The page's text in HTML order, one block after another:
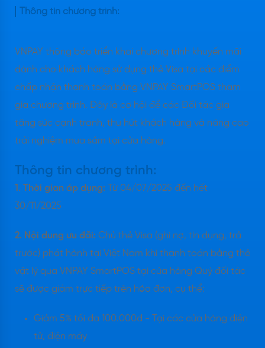
Thông tin chương trình:
VNPAY thông báo triển khai chương trình khuyến mãi
dành cho khách hàng sử dụng thẻ Visa tại các điểm
chấp nhận thanh toán bằng VNPAY SmartPOS tham
gia chương trình. Đây là cơ hội để các Đối tác gia
tăng sức cạnh tranh, thu hút khách hàng và nâng cao
trải nghiệm mua sắm tại cửa hàng.
Thông tin chương trình:
1. Thời gian áp dụng: Từ 04/07/2025 đến hết
30/11/2025
2. Nội dung ưu đãi: Chủ thẻ Visa (ghi nợ, tín dụng, trả
trước) phát hành tại Việt Nam khi thanh toán bằng thẻ
vật lý qua VNPAY SmartPOS tại cửa hàng Quý đối tác
sẽ được giảm trực tiếp trên hóa đơn, cụ thể:
Giảm 5% tối đa 100.000đ - Tại các cửa hàng điện
tử, điện máy